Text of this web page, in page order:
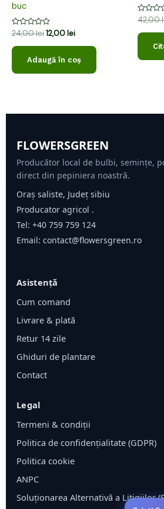
buc
Evaluat
0
24,00lei12,00 lei
Adaugă în coș
Evaluat
0
42,00
FLOWERSGREEN
Producător local de bulbi, semințe,
direct din pepiniera noastră.
Oraș saliste, Județ sibiu
Producator agricol .
Tel: +40 759 759 124
Email: contact@flowersgreen.ro
Asistență
Cum comand
Livrare & plată
Retur 14 zile
Ghiduri de plantare
Contact
Legal
Termeni & condiții
Politica de confidențialitate (GDPR)
Politica cookie
ANPC
Soluționarea Alternativă a Litigiilor